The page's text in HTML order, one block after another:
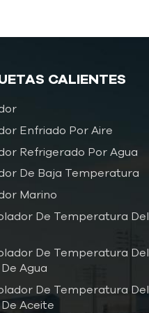
CALIENTES
Enfriado Por Aire
Refrigerado Por Agua
De Baja Temperatura
Marino
De Temperatura Del
De Temperatura Del
Agua
De Temperatura Del
Aceite